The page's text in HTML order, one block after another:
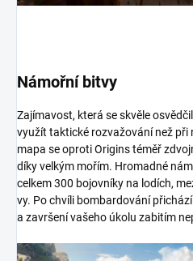
Námořní bitvy
Zajímavost, která se skvěle
využít taktické rozvažování než při
mapa se oproti Origins téměř
díky velkým mořím. Hromadné
celkem 300 bojovníky na lodích,
vy. Po chvíli bombardování
a završení vašeho úkolu zabitím